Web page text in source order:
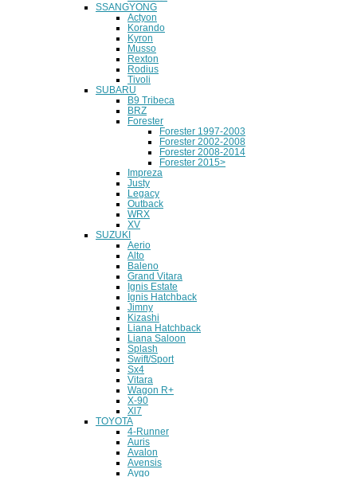
SSANGYONG
Actyon
Korando
Kyron
Musso
Rexton
Rodius
Tivoli
SUBARU
B9 Tribeca
BRZ
Forester
Forester 1997-2003
Forester 2002-2008
Forester 2008-2014
Forester 2015>
Impreza
Justy
Legacy
Outback
WRX
XV
SUZUKI
Aerio
Alto
Baleno
Grand Vitara
Ignis Estate
Ignis Hatchback
Jimny
Kizashi
Liana Hatchback
Liana Saloon
Splash
Swift/Sport
Sx4
Vitara
Wagon R+
X-90
Xl7
TOYOTA
4-Runner
Auris
Avalon
Avensis
Aygo